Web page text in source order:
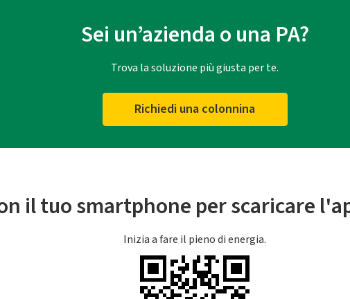
Sei un’azienda o una PA?
Trova la soluzione più giusta per te.
Richiedi una colonnina
il tuo smartphone per scaricare
Inizia a fare il pieno di energia.